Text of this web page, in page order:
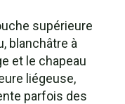
supérieure
blanchâtre à
et le chapeau
liégeuse,
parfois des